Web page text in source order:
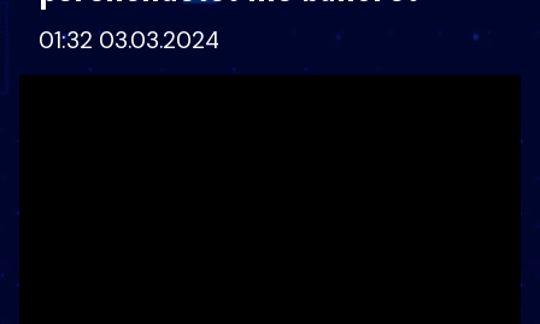
01:32 03.03.2024